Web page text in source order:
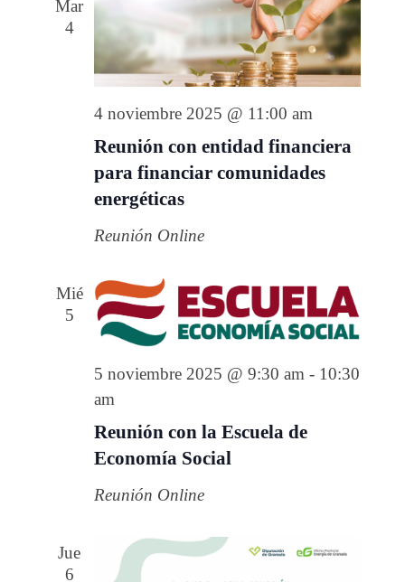
Mar
4
Reunión con entidad financiera
para financiar comunidades
energéticas
4 noviembre 2025 @ 11:00 am
Reunión Online
Mié
5
Reunión con la Escuela de
Economía Social
5 noviembre 2025 @ 9:30 am- 10:30
am
Reunión Online
Jue
6